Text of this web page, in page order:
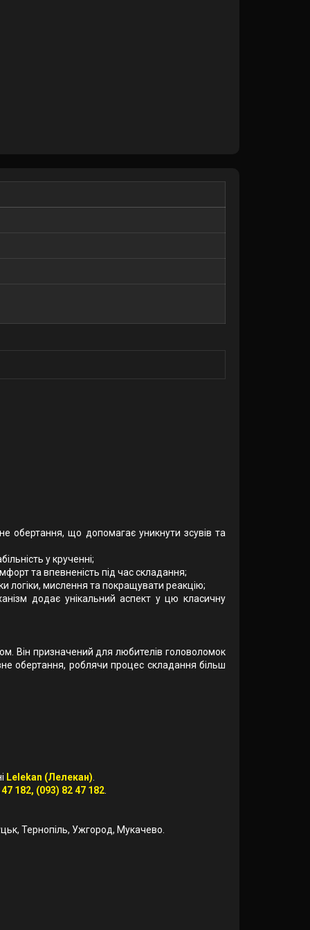
обертання, що допомагає уникнути зсувів та
у крученні;
та впевненість під час складання;
логіки, мислення та покращувати реакцію;
додає унікальний аспект у цю класичну
Він призначений для любителів головоломок
обертання, роблячи процес складання більш
Lelekan (Лелекан)
182, (093) 82 47 182
Тернопіль, Ужгород, Мукачево.